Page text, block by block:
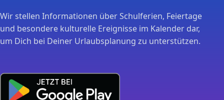
Wir stellen Informationen über Schulferien, Feiertage
und besondere kulturelle Ereignisse im Kalender dar,
um Dich bei Deiner Urlaubsplanung zu unterstützen.